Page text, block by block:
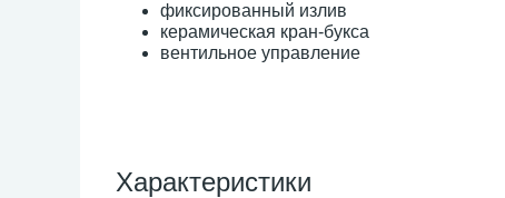
фиксированный излив
керамическая кран-букса
вентильное управление
Характеристики